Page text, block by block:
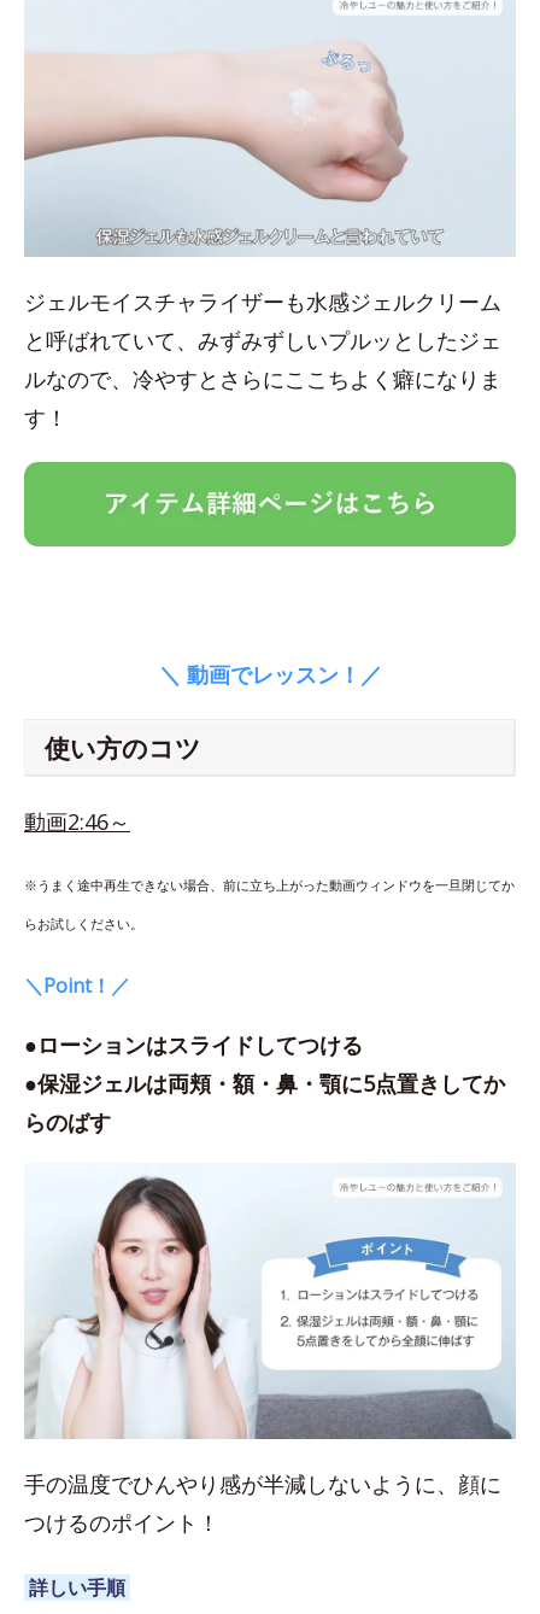
ジェルモイスチャライザーも水感ジェルクリーム
と呼ばれていて、みずみずしいプルッとしたジェ
ルなので、冷やすとさらにここちよく癖になりま
す！
＼ 動画でレッスン！／
使い方のコツ
動画2:46～
※うまく途中再生できない場合、前に立ち上がった動画ウィンドウを一旦閉じてか
らお試しください。
＼Point！／
●ローションはスライドしてつける
●保湿ジェルは両頬・額・鼻・顎に5点置きしてか
らのばす
手の温度でひんやり感が半減しないように、顔に
つけるのポイント！
詳しい手順